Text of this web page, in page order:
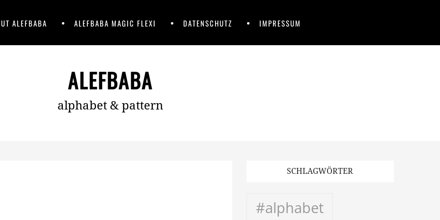
ALEFBABA ALEFBABA MAGIC FLEXI DATENSCHUTZ IMPRESSUM
ALEFBABA
alphabet & pattern
SCHLAGWÖRTER
#alphabet